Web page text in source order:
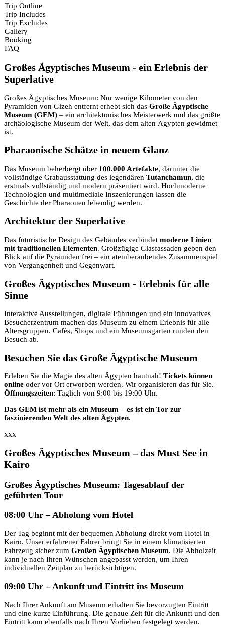
Trip Outline
Trip Includes
Trip Excludes
Gallery
Booking
FAQ
Großes Ägyptisches Museum - ein Erlebnis der
Superlative
Großes Ägyptisches Museum: Nur wenige Kilometer von den
Pyramiden von Gizeh entfernt erhebt sich das Große Ägyptische
Museum (GEM) – ein architektonisches Meisterwerk und das größte
archäologische Museum der Welt, das dem alten Ägypten gewidmet
ist.
Pharaonische Schätze in neuem Glanz
Das Museum beherbergt über 100.000 Artefakte, darunter die
vollständige Grabausstattung des legendären Tutanchamun, die
erstmals vollständig und modern präsentiert wird. Hochmoderne
Technologien und multimediale Inszenierungen lassen die
Geschichte der Pharaonen lebendig werden.
Architektur der Superlative
Das futuristische Design des Gebäudes verbindet moderne Linien
mit traditionellen Elementen. Großzügige Glasfassaden geben den
Blick auf die Pyramiden frei – ein atemberaubendes Zusammenspiel
von Vergangenheit und Gegenwart.
Großes Ägyptisches Museum - Erlebnis für alle
Sinne
Interaktive Ausstellungen, digitale Führungen und ein innovatives
Besucherzentrum machen das Museum zu einem Erlebnis für alle
Altersgruppen. Cafés, Shops und ein Museumsgarten runden den
Besuch ab.
Besuchen Sie das Große Ägyptische Museum
Erleben Sie die Magie des alten Ägypten hautnah! Tickets können
online oder vor Ort erworben werden. Wir organisieren das für Sie.
Öffnungszeiten: Täglich von 9:00 bis 19:00 Uhr.
Das GEM ist mehr als ein Museum – es ist ein Tor zur
faszinierenden Welt des alten Ägypten.
xxx
Großes Ägyptisches Museum – das Must See in
Kairo
Großes Ägyptisches Museum: Tagesablauf der
geführten Tour
08:00 Uhr – Abholung vom Hotel
Der Tag beginnt mit der bequemen Abholung direkt vom Hotel in
Kairo. Unser erfahrener Fahrer bringt Sie in einem klimatisierten
Fahrzeug sicher zum Großen Ägyptischen Museum. Die Abholzeit
kann je nach Ihren Wünschen angepasst werden, um Ihren
individuellen Zeitplan zu berücksichtigen.
09:00 Uhr – Ankunft und Eintritt ins Museum
Nach Ihrer Ankunft am Museum erhalten Sie bevorzugten Eintritt
und eine kurze Einführung. Die genaue Zeit für die Ankunft und den
Eintritt kann ebenfalls nach Ihren Vorlieben festgelegt werden.